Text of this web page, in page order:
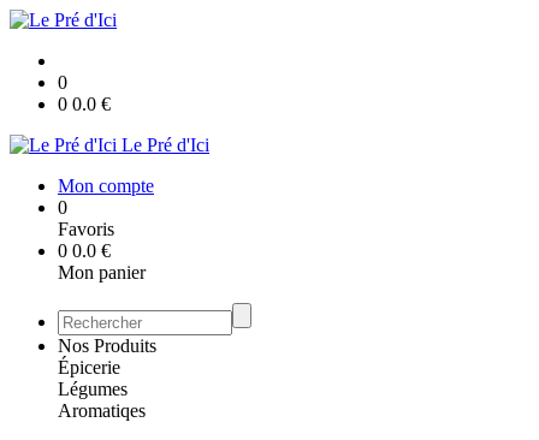
0
0 0.0 €
Le Pré d'Ici
Mon compte
0
Favoris
0 0.0 €
Mon panier
Nos Produits
Épicerie
Légumes
Aromatiqes